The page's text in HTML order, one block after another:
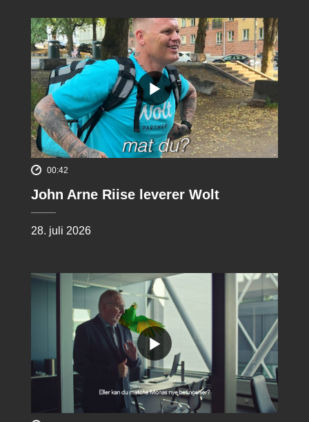
00:42
John Arne Riise leverer Wolt
28. juli 2026